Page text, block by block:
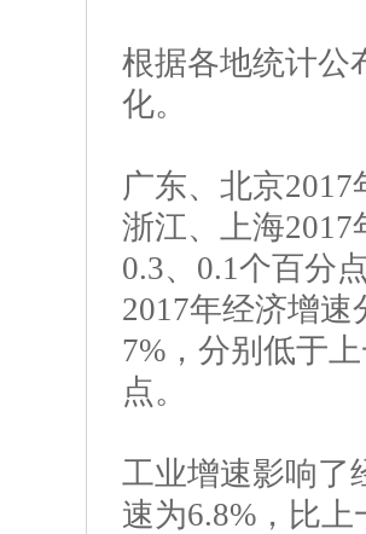
根据各地统计公
化。
广东、北京
浙江、上海2017
0.3、0.1个百分
2017年经济增速
7%，分别低于
点。
工业增速影响了
速为6.8%，比